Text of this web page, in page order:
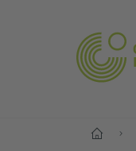
Start